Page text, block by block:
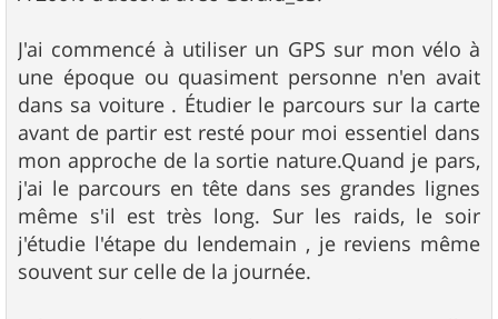
J'ai commencé à utiliser un GPS sur mon vélo à
une époque ou quasiment personne n'en avait
dans sa voiture . Étudier le parcours sur la carte
avant de partir est resté pour moi essentiel dans
mon approche de la sortie nature.Quand je pars,
j'ai le parcours en tête dans ses grandes lignes
même s'il est très long. Sur les raids, le soir
j'étudie l'étape du lendemain , je reviens même
souvent sur celle de la journée.